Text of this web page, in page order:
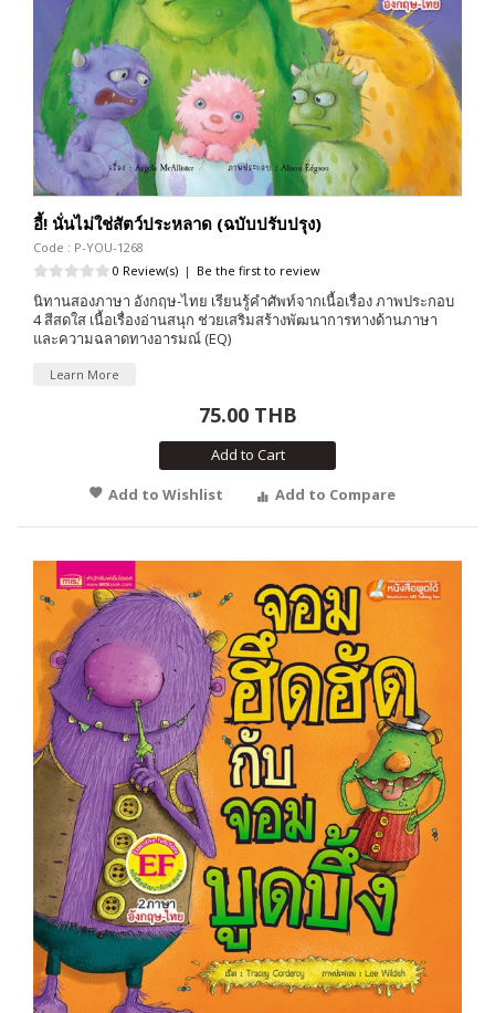
อี้! นั่นไม่ใช่สัตว์ประหลาด (ฉบับปรับปรุง)
Code : P-YOU-1268
0 Review(s) | Be the first to review
นิทานสองภาษา อังกฤษ-ไทย เรียนรู้คำศัพท์จากเนื้อเรื่อง ภาพประกอบ
4 สีสดใส เนื้อเรื่องอ่านสนุก ช่วยเสริมสร้างพัฒนาการทางด้านภาษา
และความฉลาดทางอารมณ์ (EQ)
Learn More
75.00 THB
Add to Cart
Add to Wishlist
Add to Compare